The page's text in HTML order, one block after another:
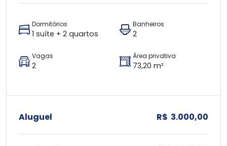
Dormitórios
1 suíte + 2 quartos
Banheiros
2
Vagas
2
Área privativa
73,20 m²
Aluguel R$ 3.000,00